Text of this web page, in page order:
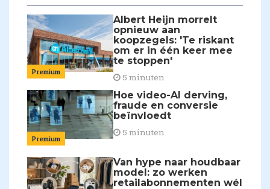
Premium
Albert Heijn morrelt
opnieuw aan
koopzegels: 'Te riskant
om er in één keer mee
te stoppen'
5 minuten
Premium
Hoe video-AI derving,
fraude en conversie
beïnvloedt
5 minuten
Van hype naar houdbaar
model: zo werken
retailabonnementen wél